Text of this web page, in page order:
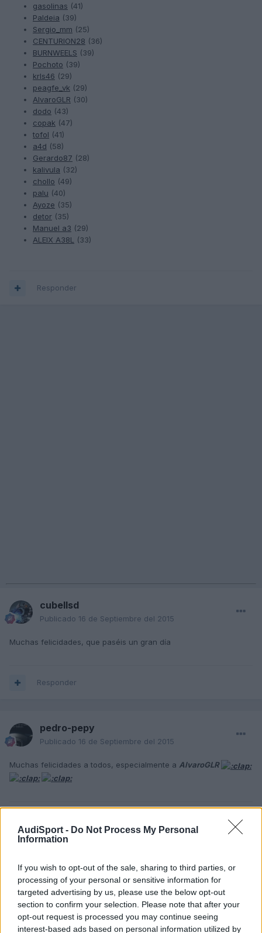
AudiSport - Do Not Process My Personal
Information
If you wish to opt-out of the sale, sharing to third parties, or
processing of your personal or sensitive information for
targeted advertising by us, please use the below opt-out
section to confirm your selection. Please note that after your
opt-out request is processed you may continue seeing
interest-based ads based on personal information utilized by
gasolinas (41)
Paldeia (39)
Sergio_mm (25)
CENTURION28 (36)
BURNWEELS (39)
Pochoto (39)
krls46 (29)
peagfe_vk (29)
AlvaroGLR (30)
dodo (43)
copak (47)
tofol (41)
a4d (58)
Gerardo87 (28)
kalivula (32)
chollo (49)
palu (40)
Ayoze (35)
detor (35)
Manuel a3 (29)
ALEIX A38L (33)
Responder
cubellsd
Publicado 16 de Septiembre del 2015
Muchas felicidades, que paséis un gran día
Responder
pedro-pepy
Publicado 16 de Septiembre del 2015
Muchas felicidades a todos, especialmente a AlvaroGLR
Korg83
Publicado16 de Septiembre del 2015
Feliz cumpleaños a todos.
En especial a AlvaroGLR.